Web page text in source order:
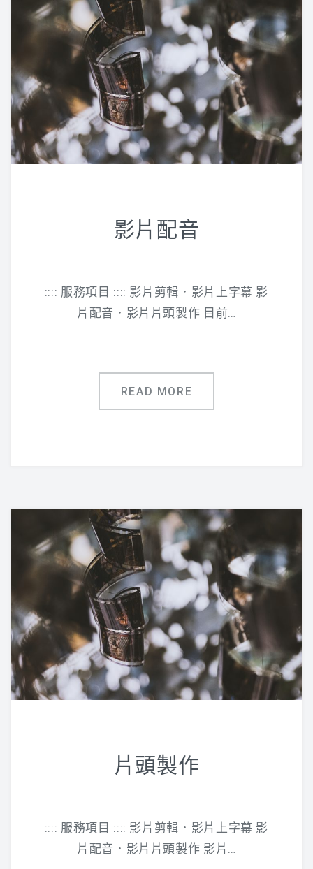
影片配音
:::: 服務項目 :::: 影片剪輯．影片上字幕 影
片配音．影片片頭製作 目前…
READ MORE
片頭製作
:::: 服務項目 :::: 影片剪輯．影片上字幕 影
片配音．影片片頭製作 影片…